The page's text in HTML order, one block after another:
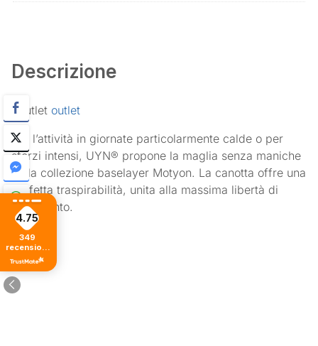
Descrizione
#outlet outlet
Per l’attività in giornate particolarmente calde o per
sforzi intensi, UYN® propone la maglia senza maniche
della collezione baselayer Motyon. La canotta offre una
perfetta traspirabilità, unita alla massima libertà di
movimento.
4.75
349
recensioni
di tutti i
tempi